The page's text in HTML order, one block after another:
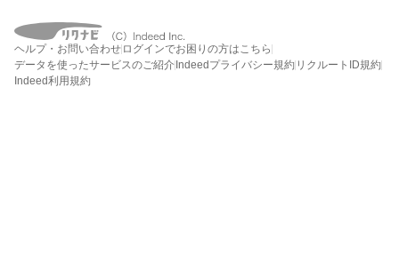
ヘルプ・お問い合わせ ログインでお困りの方はこちら
データを使ったサービスのご紹介 Indeedプライバシー規約 リクルートID規約
Indeed利用規約